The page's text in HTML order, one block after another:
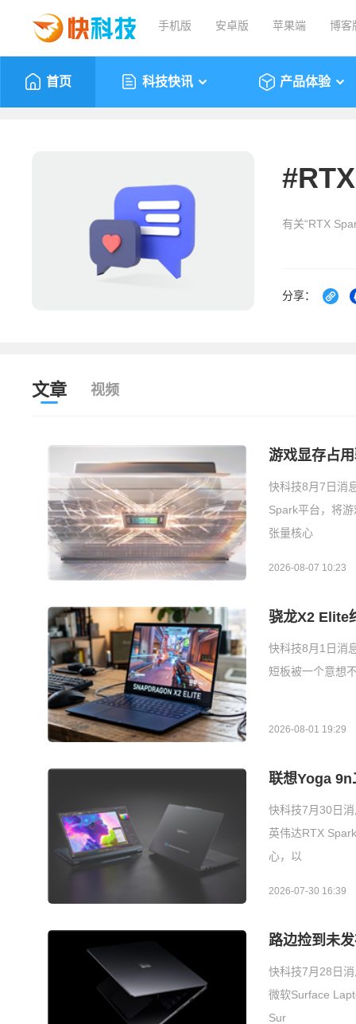
手机版 安卓版 苹果端 博客
首页 科技快讯 产品体验
#
有关“RTX
分享：
文章 视频
游戏显存占
快科技8月7日消
Spark平台，将
张量核心
2026-08-07 10:23
骁龙X2 Elite
快科技8月1日消
短板被一个意想
2026-08-01 19:29
联想Yoga 9n
快科技7月30日
英伟达RTX
心，以
2026-07-30 16:39
路边捡到未
快科技7月28日
微软Surface
Sur